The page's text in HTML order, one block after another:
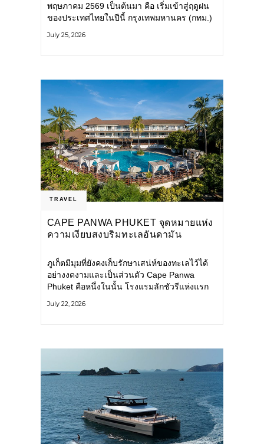
พฤษภาคม 2569 เป็นต้นมา คือ เริ่มเข้าสู่ฤดูฝน
ของประเทศไทยในปีนี้ กรุงเทพมหานคร (กทม.)
โครงสร้างพื้นฐาน
July 25, 2026
TRAVEL
CAPE PANWA PHUKET จุดหมายแห่ง
ความเงียบสงบริมทะเลอันดามัน
ภูเก็ตมีมุมที่ยังคงเก็บรักษาเสน่ห์ของทะเลไว้ได้
อย่างงดงามและเป็นส่วนตัว Cape Panwa
Phuket คือหนึ่งในนั้น โรงแรมลักชัวรีแห่งแรก
แหลมพันวา ทางตะวันออกเฉียงใต้ของเกาะ
July 22, 2026